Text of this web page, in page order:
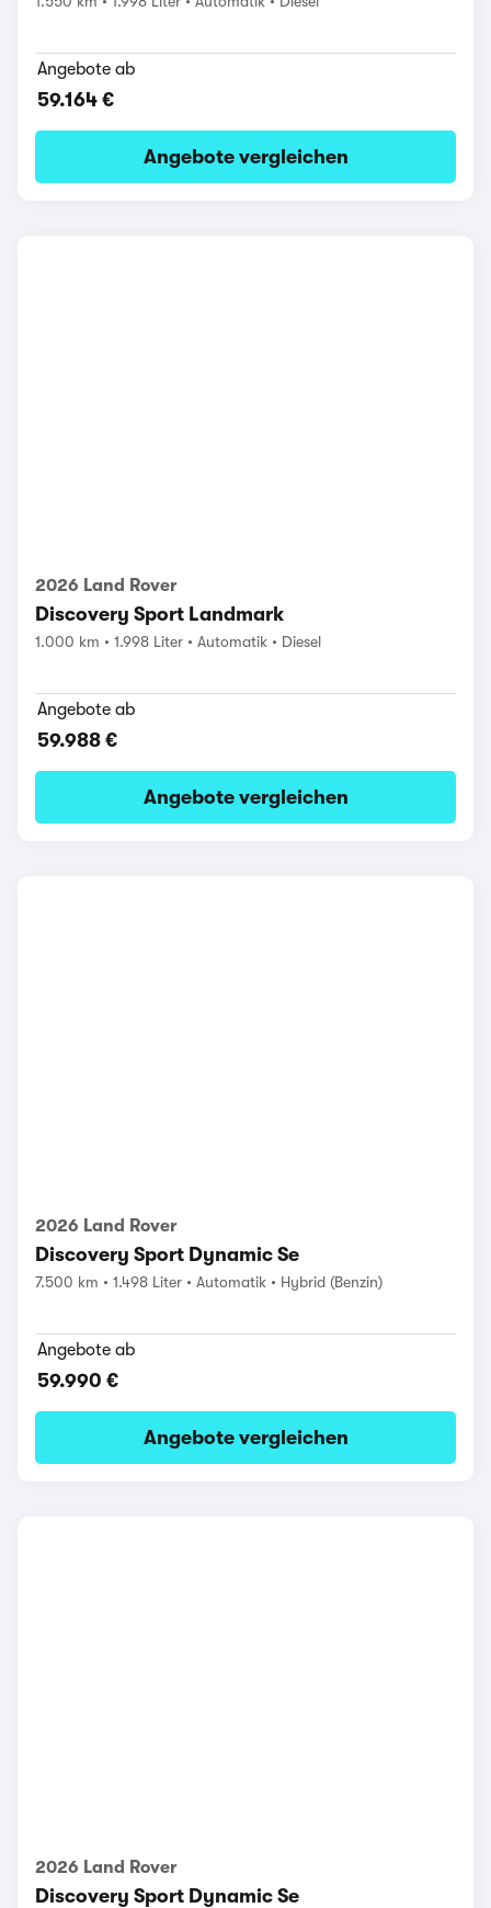
Angebote ab
59.164 €
Angebote vergleichen
2026 Land Rover
Discovery Sport Landmark
1.000 km 1.998 Liter Automatik Diesel
Angebote ab
59.988 €
Angebote vergleichen
2026 Land Rover
Discovery Sport Dynamic Se
7.500 km 1.498 Liter Automatik Hybrid (Benzin)
Angebote ab
59.990 €
Angebote vergleichen
2026 Land Rover
Discovery Sport Dynamic Se